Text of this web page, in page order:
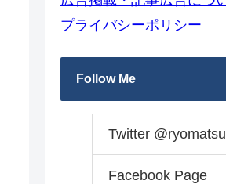
プライバシーポリシー
Follow Me
Twitter @ryomatsu
Facebook Page